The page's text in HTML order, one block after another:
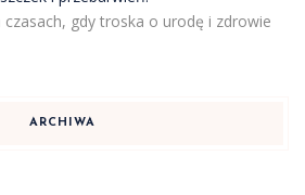
czasach, gdy troska o urodę i zdrowie
ARCHIWA